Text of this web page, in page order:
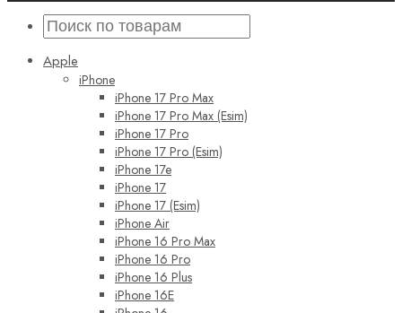
Apple
iPhone
iPhone 17 Pro Max
iPhone 17 Pro Max (Esim)
iPhone 17 Pro
iPhone 17 Pro (Esim)
iPhone 17e
iPhone 17
iPhone 17 (Esim)
iPhone Air
iPhone 16 Pro Max
iPhone 16 Pro
iPhone 16 Plus
iPhone 16E